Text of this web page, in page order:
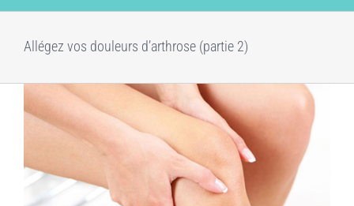
Allégez vos douleurs d’arthrose (partie 2)
Voir
l'image
agrandie